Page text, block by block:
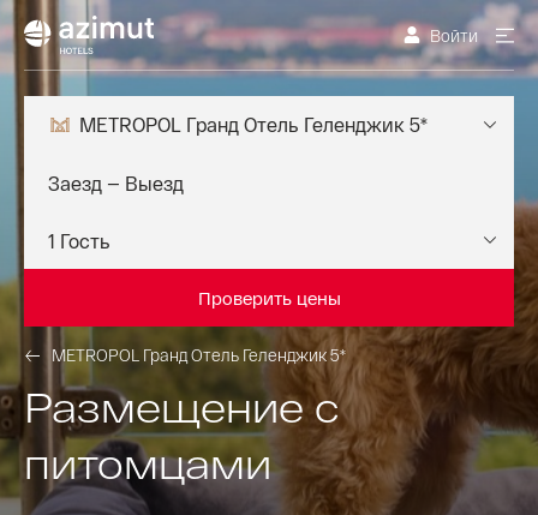
Войти
METROPOL Гранд Отель Геленджик 5*
Проверить цены
METROPOL Гранд Отель Геленджик 5*
Размещение с
питомцами